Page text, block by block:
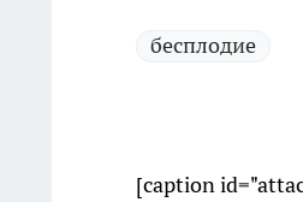
бесплодие
[caption